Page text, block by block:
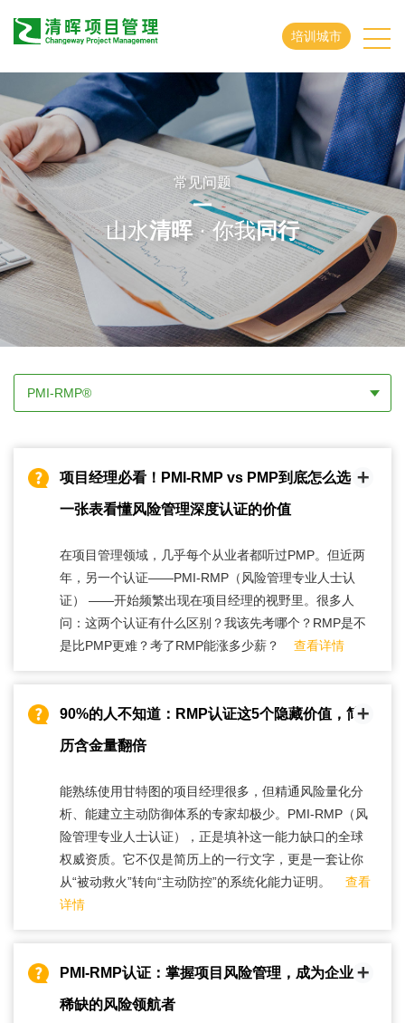
培训城市
常见问题
山水清晖· 你我同行
PMI-RMP®
项目经理必看！PMI-RMP vs PMP到底怎么选？
一张表看懂风险管理深度认证的价值
在项目管理领域，几乎每个从业者都听过PMP。但近两
年，另一个认证——PMI-RMP（风险管理专业人士认
证） ——开始频繁出现在项目经理的视野里。很多人
问：这两个认证有什么区别？我该先考哪个？RMP是不
是比PMP更难？考了RMP能涨多少薪？ 查看详情
90%的人不知道：RMP认证这5个隐藏价值，简
历含金量翻倍
能熟练使用甘特图的项目经理很多，但精通风险量化分
析、能建立主动防御体系的专家却极少。PMI-RMP（风
险管理专业人士认证），正是填补这一能力缺口的全球
权威资质。它不仅是简历上的一行文字，更是一套让你
从“被动救火”转向“主动防控”的系统化能力证明。 查看
详情
PMI-RMP认证：掌握项目风险管理，成为企业最
稀缺的风险领航者